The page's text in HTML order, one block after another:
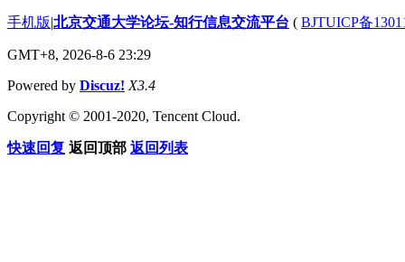
手机版|北京交通大学论坛-知行信息交流平台 ( BJTUICP备
GMT+8, 2026-8-6 23:29
Powered by Discuz! X3.4
Copyright © 2001-2020, Tencent Cloud.
快速回复 返回顶部 返回列表